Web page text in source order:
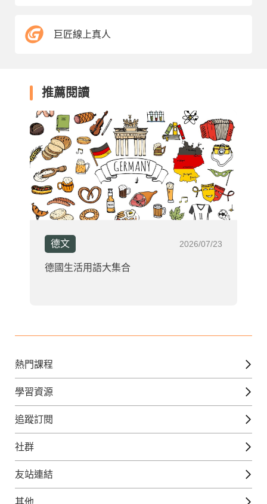
巨匠線上真人
推薦閱讀
德文 2026/07/23
德國生活用語大集合
熱門課程
英文課程
日語課程
韓語課程
法文課程
學習資源
免費線上檢定
外語補給站
美日語數位學院
追蹤訂閱
Gjun-就醬學外語
官方Youtube
社群
英語觀光城
日語觀光城
友站連結
iWorld JR
其他